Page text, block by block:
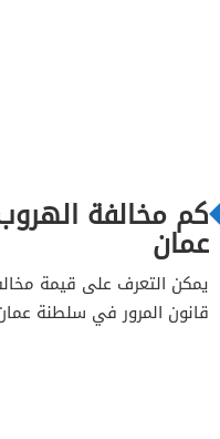
كم مخالفة
عمان
يمكن التعرف على قيمة
قانون المرور في سلطنة